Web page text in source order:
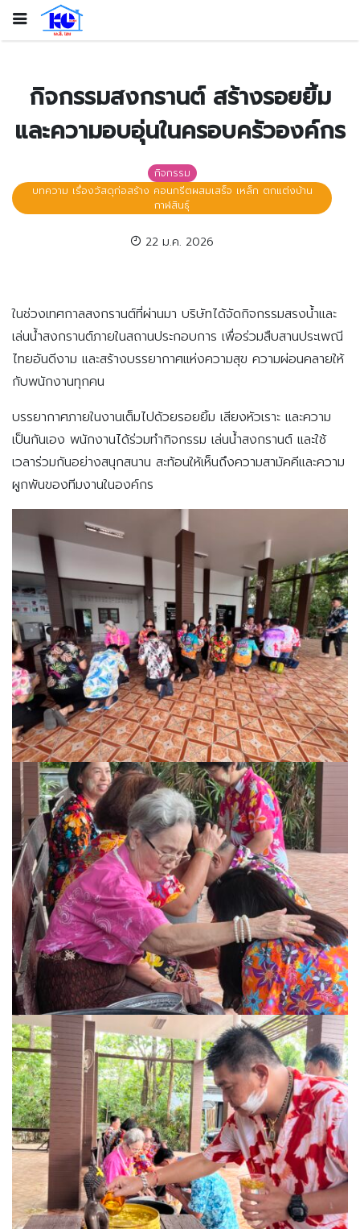
กิจกรรมสงกรานต์ สร้างรอยยิ้ม
และความอบอุ่นในครอบครัวองค์กร
กิจกรรม
บทความ เรื่องวัสดุก่อสร้าง คอนกรีตผสมเสร็จ เหล็ก ตกแต่งบ้าน
กาฬสินธุ์
22 ม.ค. 2026
ในช่วงเทศกาลสงกรานต์ที่ผ่านมา บริษัทได้จัดกิจกรรมสรงน้ำและ
เล่นน้ำสงกรานต์ภายในสถานประกอบการ เพื่อร่วมสืบสานประเพณี
ไทยอันดีงาม และสร้างบรรยากาศแห่งความสุข ความผ่อนคลายให้
กับพนักงานทุกคน
บรรยากาศภายในงานเต็มไปด้วยรอยยิ้ม เสียงหัวเราะ และความ
เป็นกันเอง พนักงานได้ร่วมทำกิจกรรม เล่นน้ำสงกรานต์ และใช้
เวลาร่วมกันอย่างสนุกสนาน สะท้อนให้เห็นถึงความสามัคคีและความ
ผูกพันของทีมงานในองค์กร